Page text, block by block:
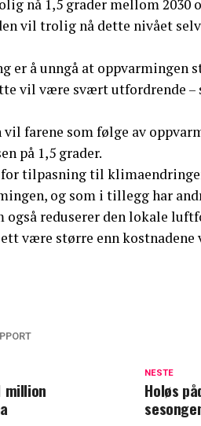
nå 1,5 grader mellom 2030
vil trolig nå dette nivået
å unngå at oppvarmingen
vil være svært utfordrende –
farene som følge av
på 1,5 grader.
tilpasning til
og som i tillegg har
reduserer den lokale
være større enn kostnadene
NESTE
Holøs
million